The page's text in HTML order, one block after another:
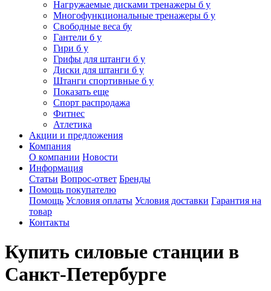
Нагружаемые дисками тренажеры б у
Многофункциональные тренажеры б у
Свободные веса бу
Гантели б у
Гири б у
Грифы для штанги б у
Диски для штанги б у
Штанги спортивные б у
Показать еще
Спорт распродажа
Фитнес
Атлетика
Акции и предложения
Компания
О компании Новости
Информация
Статьи Вопрос-ответ Бренды
Помощь покупателю
Помощь Условия оплаты Условия доставки Гарантия на
товар
Контакты
Купить силовые станции в
Санкт-Петербурге